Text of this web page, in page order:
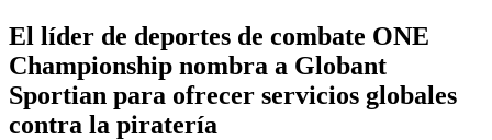
El líder de deportes de combate ONE
Championship nombra a Globant
Sportian para ofrecer servicios globales
contra la piratería